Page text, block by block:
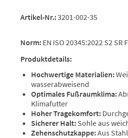
Artikel-Nr.:3201-002-35
Norm: EN ISO 20345:2022 S2 SR
Produktdetails:
Hochwertige Materialien:
wasserabweisend
Optimales Fußraumklima:
Klimafutter
Hoher Tragekomfort:
Sicherer Halt: Sohle aus
Zehenschutzkappe:Aus